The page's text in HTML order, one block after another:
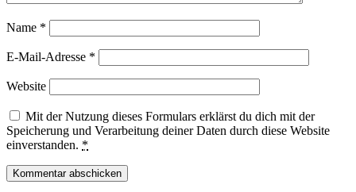
Name *
E-Mail-Adresse *
Website
Mit der Nutzung dieses Formulars erklärst du dich mit der
Speicherung und Verarbeitung deiner Daten durch diese Website
einverstanden. *